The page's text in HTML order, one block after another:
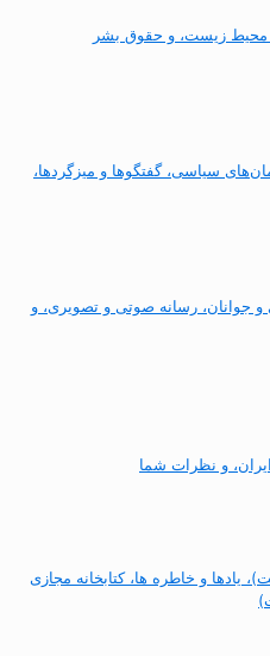
سیاسی، گفتگوها و میزگردها،
و جوانان، رسانه صوتی و تصویری، و